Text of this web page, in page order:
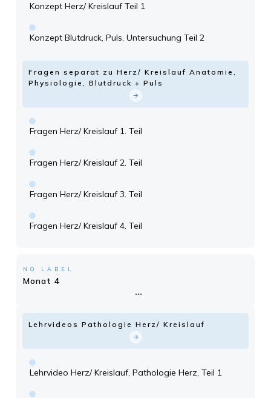
Konzept Herz/ Kreislauf Teil 1
Konzept Blutdruck, Puls, Untersuchung Teil 2
Fragen separat zu Herz/ Kreislauf Anatomie,
Physiologie, Blutdruck + Puls
Fragen Herz/ Kreislauf 1. Teil
Fragen Herz/ Kreislauf 2. Teil
Fragen Herz/ Kreislauf 3. Teil
Fragen Herz/ Kreislauf 4. Teil
NO LABEL
Monat 4
Lehrvideos Pathologie Herz/ Kreislauf
Lehrvideo Herz/ Kreislauf, Pathologie Herz, Teil 1